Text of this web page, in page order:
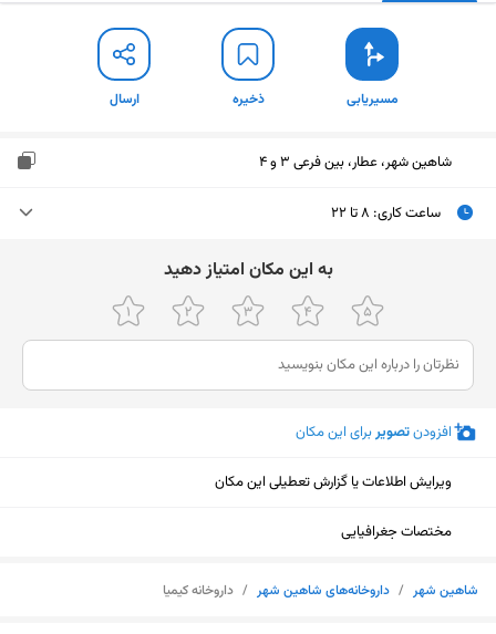
مسیریابی ذخیره ارسال
شاهین شهر، عطار، بین فرعی 3 و 4
ساعت کاری: ۸ تا ۲۲
دوشنبه
۸ تا ۲۲
سه‌شنبه
۸ تا ۲۲
چهارشنبه
پنجشنبه
جمعه
ﺑﻪ اﯾﻦ ﻣﮑﺎن اﻣﺘﯿﺎز دﻫﯿﺪ
افزودنتصویربرای این مکان
ویرایش اطلاعات یا گزارش تعطیلی این مکان
مختصات جغرافیایی
شاهین شهر / داروخانه‌های شاهین شهر / داروخانه کیمیا